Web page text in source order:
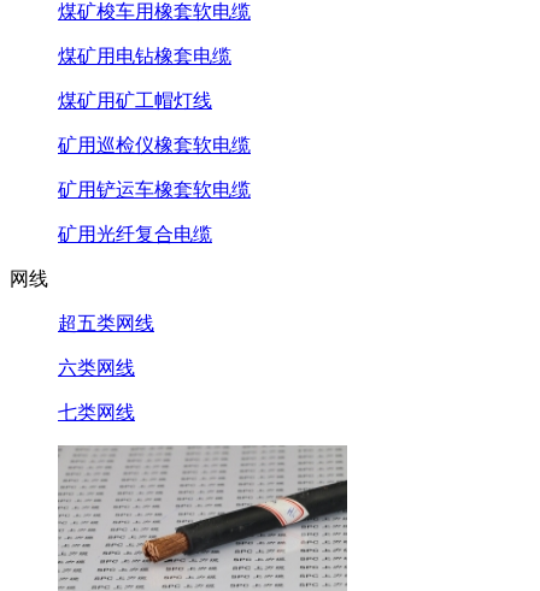
煤矿梭车用橡套软电缆
煤矿用电钻橡套电缆
煤矿用矿工帽灯线
矿用巡检仪橡套软电缆
矿用铲运车橡套软电缆
矿用光纤复合电缆
网线
超五类网线
六类网线
七类网线